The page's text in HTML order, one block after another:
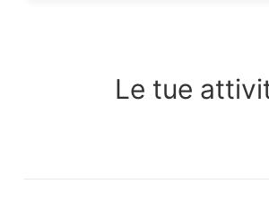
Le tue